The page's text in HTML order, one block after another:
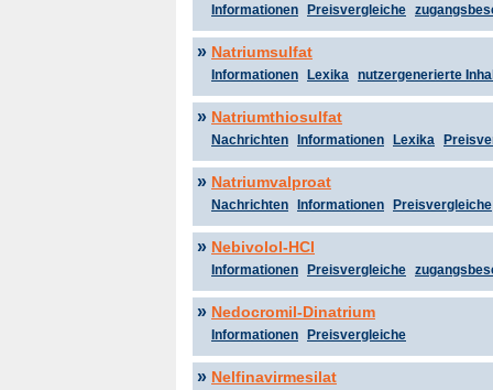
Informationen Preisvergleiche
» Natriumsulfat
Informationen Lexika nutzergenerierte
» Natriumthiosulfat
Nachrichten Informationen Lexika
» Natriumvalproat
Nachrichten Informationen Preisvergleiche
» Nebivolol-HCl
Informationen Preisvergleiche
» Nedocromil-Dinatrium
Informationen Preisvergleiche
» Nelfinavirmesilat